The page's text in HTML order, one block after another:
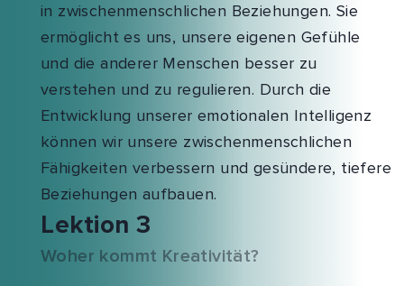
in zwischenmenschlichen Beziehungen. Sie
ermöglicht es uns, unsere eigenen Gefühle
und die anderer Menschen besser zu
verstehen und zu regulieren. Durch die
Entwicklung unserer emotionalen Intelligenz
können wir unsere zwischenmenschlichen
Fähigkeiten verbessern und gesündere, tiefere
Beziehungen aufbauen.
Lektion 3
Woher kommt Kreativität?